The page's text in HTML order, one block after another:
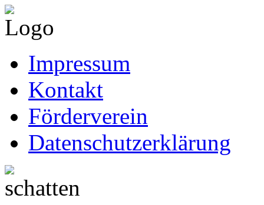
Impressum
Kontakt
Förderverein
Datenschutzerklärung